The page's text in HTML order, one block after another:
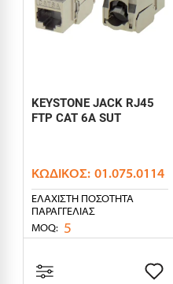
KEYSTONE JACK RJ45
FTP CAT 6A SUT
ΚΩΔΙΚΌΣ: 01.075.0114
ΕΛΆΧΙΣΤΗ ΠΟΣΌΤΗΤΑ
ΠΑΡΑΓΓΕΛΊΑΣ
MOQ: 5